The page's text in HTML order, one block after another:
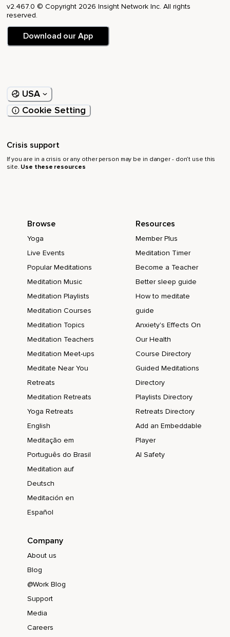
v2.467.0 © Copyright 2026 Insight Network Inc. All rights
reserved.
Download our App
USA
Cookie Setting
Crisis support
If you are in a crisis or any other person may be in danger - don’t use this
site. Use these resources
Browse
Yoga
Live Events
Popular Meditations
Meditation Music
Meditation Playlists
Meditation Courses
Meditation Topics
Meditation Teachers
Meditation Meet-ups
Meditate Near You
Retreats
Meditation Retreats
Yoga Retreats
English
Meditação em
Português do Brasil
Meditation auf
Deutsch
Meditación en
Español
Resources
Member Plus
Meditation Timer
Become a Teacher
Better sleep guide
How to meditate
guide
Anxiety's Effects On
Our Health
Course Directory
Guided Meditations
Directory
Playlists Directory
Retreats Directory
Add an Embeddable
Player
AI Safety
Company
About us
Blog
@Work Blog
Support
Media
Careers